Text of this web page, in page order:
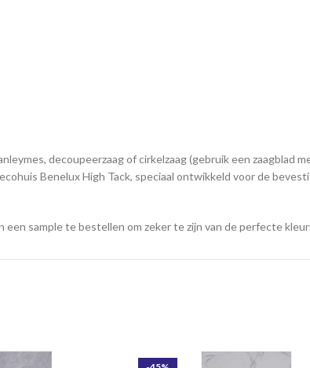
decoupeerzaag of cirkelzaag (gebruik een zaagblad
Benelux High Tack, speciaal ontwikkeld voor de
sample te bestellen om zeker te zijn van de perfecte